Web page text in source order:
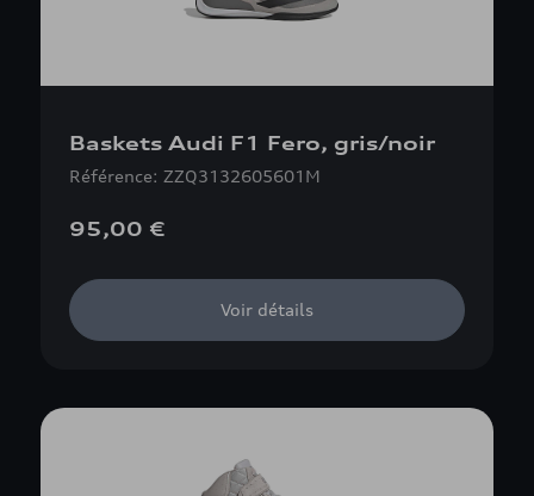
Baskets Audi F1 Fero, gris/noir
Référence: ZZQ3132605601M
95,00 €
Voir détails